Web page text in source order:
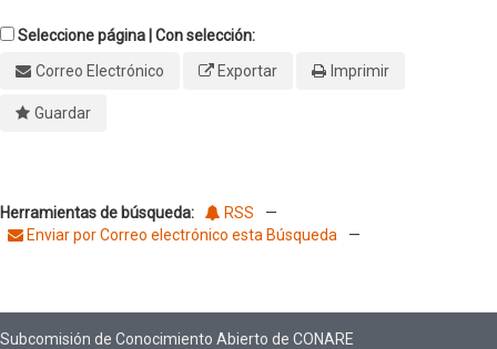
Seleccione página | Con selección:
Correo Electrónico
Exportar Imprimir
Guardar
Herramientas de búsqueda: RSS
—
Enviar por Correo electrónico esta Búsqueda
—
Subcomisión de Conocimiento Abierto de CONARE